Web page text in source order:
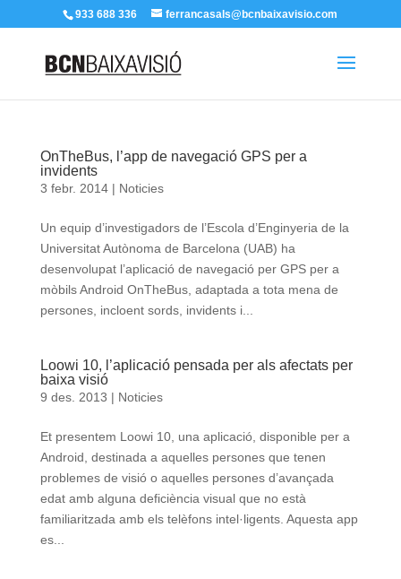
933 688 336 ferrancasals@bcnbaixavisio.com
OnTheBus, l’app de navegació GPS per a
invidents
3 febr. 2014| Noticies
Un equip d’investigadors de l’Escola d’Enginyeria de la
Universitat Autònoma de Barcelona (UAB) ha
desenvolupat l’aplicació de navegació per GPS per a
mòbils Android OnTheBus, adaptada a tota mena de
persones, incloent sords, invidents i...
Loowi 10, l’aplicació pensada per als afectats per
baixa visió
9 des. 2013 | Noticies
Et presentem Loowi 10, una aplicació, disponible per a
Android, destinada a aquelles persones que tenen
problemes de visió o aquelles persones d’avançada
edat amb alguna deficiència visual que no està
familiaritzada amb els telèfons intel·ligents. Aquesta app
es...